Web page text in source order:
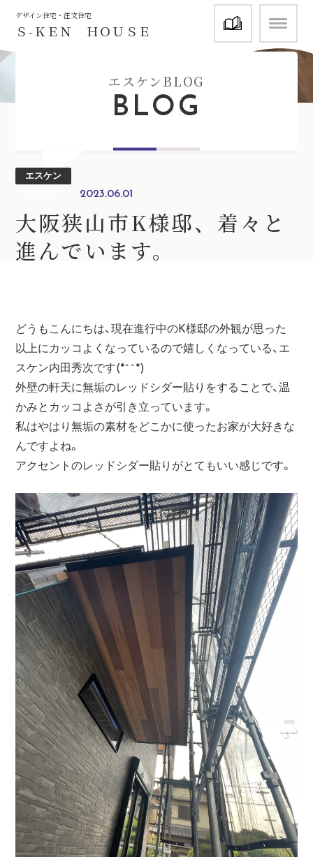
デザイン住宅・注文住宅
Ｓ-ＫＥＮ ＨＯＵＳＥ
資料請求
エスケンBLOG
BLOG
エスケン
2023.06.01
大阪狭山市K様邸、着々と
進んでいます。
どうもこんにちは、現在進行中のK様邸の外観が思った
以上にカッコよくなっているので嬉しくなっている、エ
スケン内田秀次です(*^^*)
外壁の軒天に無垢のレッドシダー貼りをすることで、温
かみとカッコよさが引き立っています。
私はやはり無垢の素材をどこかに使ったお家が大好きな
んですよね。
アクセントのレッドシダー貼りがとてもいい感じです。